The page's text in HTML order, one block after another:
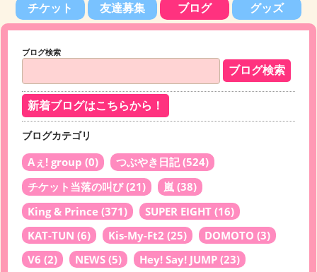
チケット 友達募集 ブログ グッズ
ブログ検索
新着ブログはこちらから！
ブログカテゴリ
Aぇ! group (0) つぶやき日記(524)
チケット当落の叫び(21) 嵐 (38)
King & Prince (371) SUPER EIGHT (16)
KAT-TUN (6) Kis-My-Ft2 (25) DOMOTO (3)
V6 (2) NEWS (5) Hey! Say! JUMP (23)